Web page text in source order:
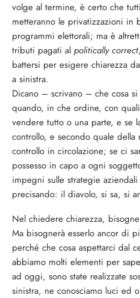
volge al termine, è certo che
metteranno le privatizzazioni in
programmi elettorali; ma è
tributi pagati al politically correct
battersi per esigere chiarezza
a sinistra.
Dicano – scrivano – che cosa
quando, in che ordine, con
vendere tutto o una parte, e se
controllo, e secondo quale
controllo in circolazione; se ci
possesso in capo a ogni
impegni sulle strategie
precisando: il diavolo, si sa, si
Nel chiedere chiarezza,
Ma bisognerà esserlo ancor di
perché che cosa aspettarci dal
abbiamo molti elementi per
ad oggi, sono state realizzate
sinistra, ne conosciamo luci ed